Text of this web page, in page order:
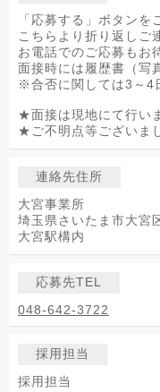
「応募する」ボタンを
こちらより折り返しご
お電話でのご応募もお
面接時には履歴書（写
※合否に関しては3～4
★面接は現地にて行い
★ご不明点等ございま
連絡先住所
大宮事業所
埼玉県さいたま市大宮
大宮駅構内
応募先TEL
048-642-3722
採用担当
採用担当